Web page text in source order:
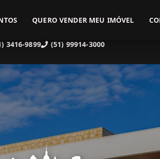
3416-9899 (51) 99914-3000
QUERO VENDER MEU IMÓVEL